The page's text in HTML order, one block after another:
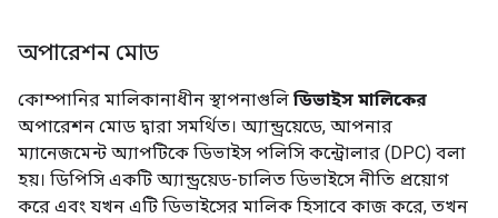
অপারেশন মোড
কোম্পানির মালিকানাধীন স্থাপনাগুলি ডিভাইস মালিকের
অপারেশন মোড দ্বারা সমর্থিত। অ্যান্ড্রয়েডে, আপনার
ম্যানেজমেন্ট অ্যাপটিকে ডিভাইস পলিসি কন্ট্রোলার (DPC) বলা
হয়। ডিপিসি একটি অ্যান্ড্রয়েড-চালিত ডিভাইসে নীতি প্রয়োগ
করে এবং যখন এটি ডিভাইসের মালিক হিসাবে কাজ করে, তখন